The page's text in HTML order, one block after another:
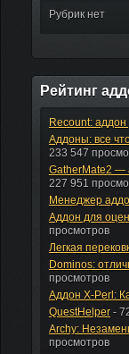
Рубрик нет
Рейтинг
Recount:
Аддоны: все
233 547
GatherMate2 —
227 951
Менеджер
Аддон для
просмотров
Легкая
Dominos:
просмотров
Аддон X-Perl:
QuestHelper-
Archy:
просмотров